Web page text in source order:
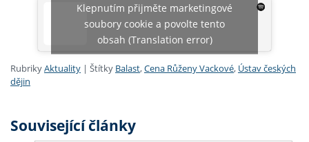
Klepnutím přijměte marketingové
soubory cookie a povolte tento
obsah (Translation error)
RubrikyAktuality | Štítky Balast,Cena Růženy Vackové, Ústav českých
dějin
Související články